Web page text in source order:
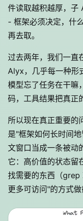
件读取越积越厚，
- 框架必须决定，什
再去取。
过去两年，我们一
Alyx，几乎每一种形
模型忘了任务在干嘛
码，工具结果把真正
所以现在真正重要
是"框架如何长时间
文窗口当成一条被
它：高价值的状态留
找需要的东西（grep
更多可访问"的方式做